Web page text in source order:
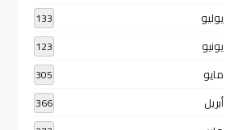
يوليو 133
يونيو 123
مايو 305
أبريل 366